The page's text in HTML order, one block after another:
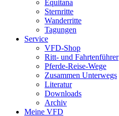
Equitana
Sternritte
Wanderritte
Tagungen
Service
VFD-Shop
Ritt- und Fahrtenführer
Pferde-Reise-Wege
Zusammen Unterwegs
Literatur
Downloads
Archiv
Meine VFD